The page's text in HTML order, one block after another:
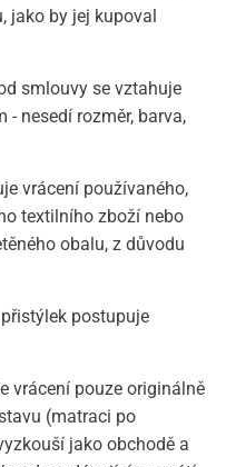
jako by jej kupoval
smlouvy se vztahuje
- nesedí rozměr, barva,
vrácení používaného,
textilního zboží nebo
obalu, z důvodu
postupuje
vrácení pouze originálně
(matraci po
jako obchodě a